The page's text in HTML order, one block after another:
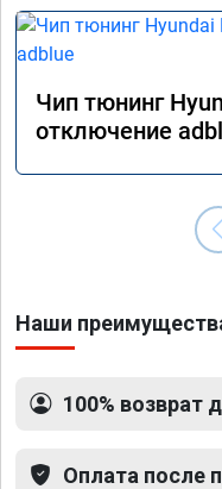
Чип тюнинг
отключение
Наши
100% возврат
Оплата после